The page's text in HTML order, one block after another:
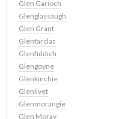
Glen Garioch
Glenglassaugh
Glen Grant
Glenfarclas
Glenfiddich
Glengoyne
Glenkinchie
Glenlivet
Glenmorangie
Glen Moray